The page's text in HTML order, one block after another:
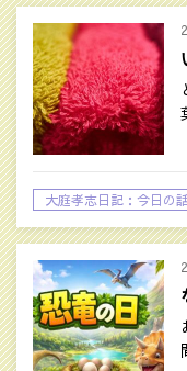
大庭孝志日記：今日の